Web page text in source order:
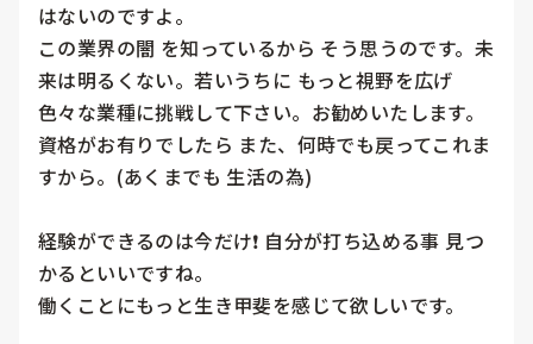
はないのですよ。
この業界の闇 を知っているから そう思うのです。未
来は明るくない。若いうちに もっと視野を広げ
色々な業種に挑戦して下さい。お勧めいたします。
資格がお有りでしたら また、何時でも戻ってこれま
すから。(あくまでも 生活の為)
経験ができるのは今だけ❗ 自分が打ち込める事 見つ
かるといいですね。
働くことにもっと生き甲斐を感じて欲しいです。